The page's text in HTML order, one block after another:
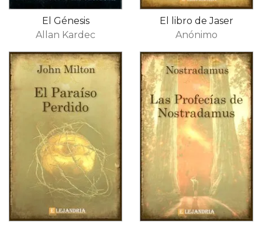
El Génesis
Allan Kardec
El libro de Jaser
Anónimo